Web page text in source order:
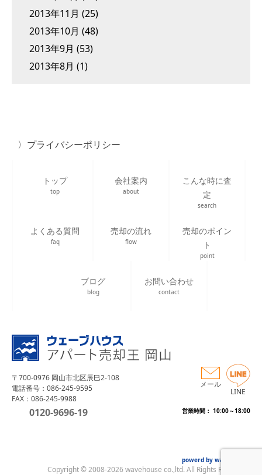
2013年11月 (25)
2013年10月 (48)
2013年9月 (53)
2013年8月 (1)
プライバシーポリシー
トップ
top
会社案内
about
こんな時に査
定
search
よくある質問
faq
売却の流れ
flow
売却のポイン
ト
point
ブログ
blog
お問い合わせ
contact
〒700-0976 岡山市北区辰巳2-108
電話番号：086-245-9595
FAX：086-245-9988
0120-9696-19 営業時間： 10:00～18:00
メール
LINE
powerd by wave house
Copyright © 2008-2026 wavehouse co.,ltd. All Rights Reserved.